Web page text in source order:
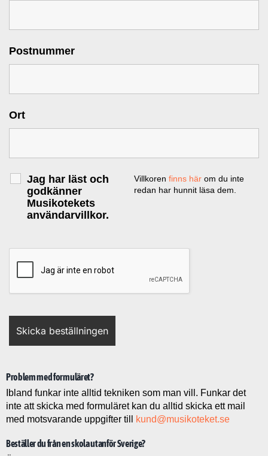
Postnummer
Ort
Jag har läst och
godkänner
Musikotekets
användarvillkor.
Villkoren finns här om du inte
redan har hunnit läsa dem.
Problem med formuläret?
Ibland funkar inte alltid tekniken som man vill. Funkar det
inte att skicka med formuläret kan du alltid skicka ett mail
med motsvarande uppgifter till
kund@musikoteket.se
Beställer du från en skola utanför Sverige?